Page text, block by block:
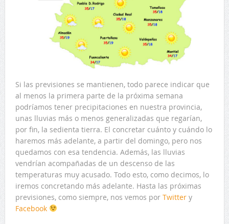
Si las previsiones se mantienen, todo parece indicar que
al menos la primera parte de la próxima semana
podríamos tener precipitaciones en nuestra provincia,
unas lluvias más o menos generalizadas que regarían,
por fin, la sedienta tierra. El concretar cuánto y cuándo lo
haremos más adelante, a partir del domingo, pero nos
quedamos con esa tendencia. Además, las lluvias
vendrían acompañadas de un descenso de las
temperaturas muy acusado. Todo esto, como decimos, lo
iremos concretando más adelante. Hasta las próximas
previsiones, como siempre, nos vemos por Twitter y
Facebook